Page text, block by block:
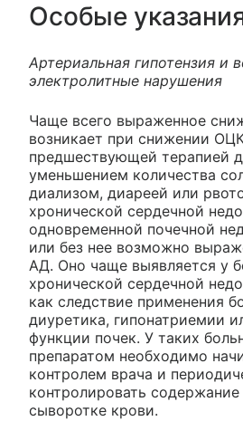
Особые
Артериальная гипотензия и
электролитные нарушения
Чаще всего выраженное
возникает при снижении
предшествующей терапией
уменьшением количества
диализом, диареей или
хронической сердечной
одновременной почечной
или без нее возможно
АД. Оно чаще выявляется у
хронической сердечной
как следствие применения
диуретика, гипонатриемии
функции почек. У таких
препаратом необходимо
контролем врача и
контролировать
сыворотке крови.